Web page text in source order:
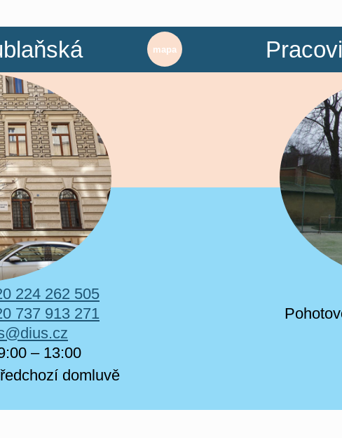
mapa
224 262 505
737 913 271
– 13:00​
domluvě